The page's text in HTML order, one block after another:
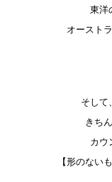
東洋
オースト
そして
きち
カウ
【形のない